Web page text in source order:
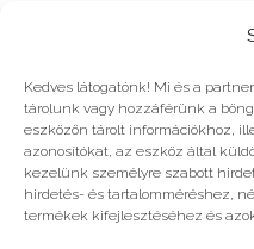
Kedves látogatónk! Mi és a
tárolunk vagy hozzáférünk a
eszközön tárolt információkhoz,
azonosítókat, az eszköz által
kezelünk személyre szabott
hirdetés- és tartalomméréshez,
termékek kifejlesztéséhez és
játéktábor, programozás,
tőzsde, gazdaság, 3D,
Vélemény,